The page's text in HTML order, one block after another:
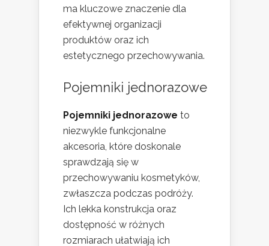
ma kluczowe znaczenie dla
efektywnej organizacji
produktów oraz ich
estetycznego przechowywania.
Pojemniki jednorazowe
Pojemniki jednorazowe to
niezwykle funkcjonalne
akcesoria, które doskonale
sprawdzają się w
przechowywaniu kosmetyków,
zwłaszcza podczas podróży.
Ich lekka konstrukcja oraz
dostępność w różnych
rozmiarach ułatwiają ich